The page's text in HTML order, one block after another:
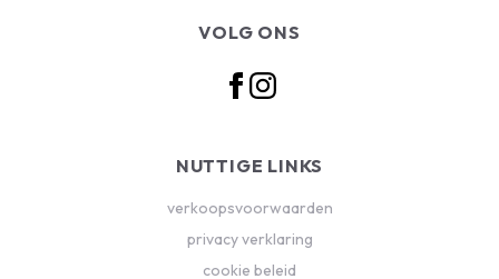
VOLG ONS
NUTTIGE LINKS
verkoopsvoorwaarden
privacy verklaring
cookie beleid